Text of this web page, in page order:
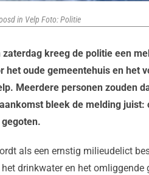
in Velp Foto: Politie
zaterdag kreeg de politie een
het oude gemeentehuis en het
Meerdere personen zouden
bleek de melding
als een ernstig milieudelict
drinkwater en het